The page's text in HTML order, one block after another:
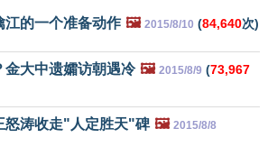
江的一个准备动作 🖼️ 2015/8/10 (84,640次)
金大中遗孀访朝遇冷 🖼️ 2015/8/9 (73,967
怒涛收走"人定胜天"碑 🖼️ 2015/8/8